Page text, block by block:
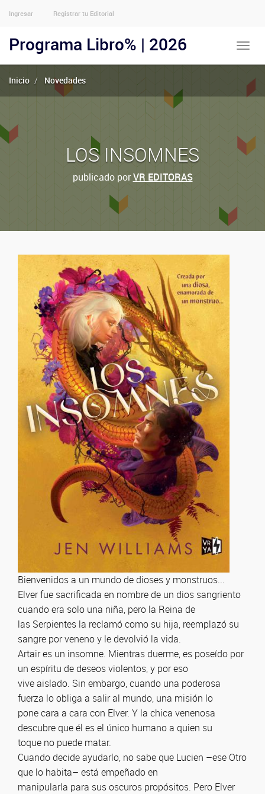
Menu
Usuarios
Anónimos
Ingresar Registrar tu Editorial
Toggle
Programa Libro% | 2026
Inicio Novedades
LOS INSOMNES
publicado porVR EDITORAS
Bienvenidos a un mundo de dioses y monstruos...
Elver fue sacrificada en nombre de un dios sangriento
cuando era solo una niña, pero la Reina de
las Serpientes la reclamó como su hija, reemplazó su
sangre por veneno y le devolvió la vida.
Artair es un insomne. Mientras duerme, es poseído por
un espíritu de deseos violentos, y por eso
vive aislado. Sin embargo, cuando una poderosa
fuerza lo obliga a salir al mundo, una misión lo
pone cara a cara con Elver. Y la chica venenosa
descubre que él es el único humano a quien su
toque no puede matar.
Cuando decide ayudarlo, no sabe que Lucien –ese Otro
que lo habita– está empeñado en
manipularla para sus oscuros propósitos. Pero Elver